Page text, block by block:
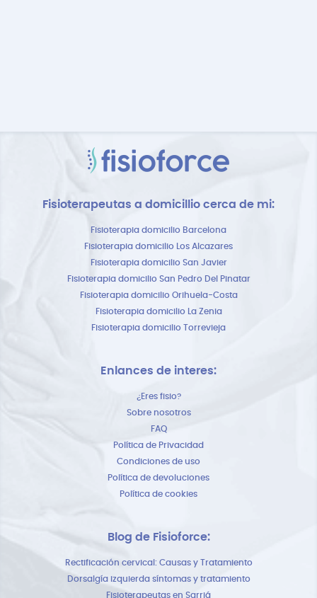
Fisioterapeutas a domicillio cerca de mi:
Fisioterapia domicilio Barcelona
Fisioterapia domicilio Los Alcazares
Fisioterapia domicilio San Javier
Fisioterapia domicilio San Pedro Del Pinatar
Fisioterapia domicilio Orihuela-Costa
Fisioterapia domicilio La Zenia
Fisioterapia domicilio Torrevieja
Enlances de interes:
¿Eres fisio?
Sobre nosotros
FAQ
Política de Privacidad
Condiciones de uso
Política de devoluciones
Política de cookies
Blog de Fisioforce:
Rectificación cervical: Causas y Tratamiento
Dorsalgía izquierda síntomas y tratamiento
Fisioterapeutas en Sarriá